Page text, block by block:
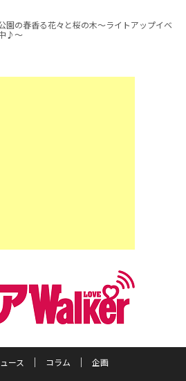
園の春香る花々と桜の木～ライトアップイベ
♪～
ース コラム 企画